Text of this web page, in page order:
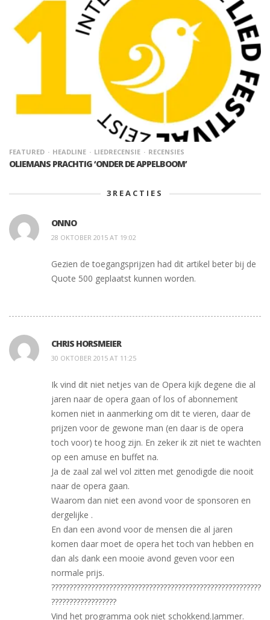
FEATURED HEADLINE LIEDRECENSIE RECENSIES
OLIEMANS PRACHTIG ‘ONDER DE APPELBOOM’
3 REACTIES
ONNO
28 OKTOBER 2015 AT 19:02
Gezien de toegangsprijzen had dit artikel beter bij de
Quote 500 geplaatst kunnen worden.
CHRIS HORSMEIER
30 OKTOBER 2015 AT 11:25
Ik vind dit niet netjes van de Opera kijk degene die al
jaren naar de opera gaan of los of abonnement
komen niet in aanmerking om dit te vieren, daar de
prijzen voor de gewone man (en daar is de opera
toch voor) te hoog zijn. En zeker ik zit niet te wachten
op een amuse en buffet na.
Ja de zaal zal wel vol zitten met genodigde die nooit
naar de opera gaan.
Waarom dan niet een avond voor de sponsoren en
dergelijke .
En dan een avond voor de mensen die al jaren
komen daar moet de opera het toch van hebben en
dan als dank een mooie avond geven voor een
normale prijs.
??????????????????????????????????????????????????????????
??????????????????
Vind het programma ook niet schokkend.Jammer.